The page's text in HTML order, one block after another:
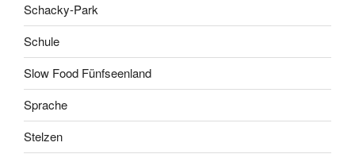
Schacky-Park
Schule
Slow Food Fünfseenland
Sprache
Stelzen